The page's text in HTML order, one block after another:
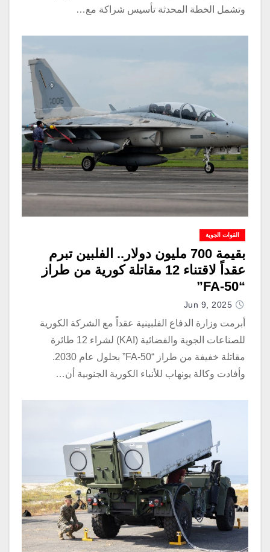
وتشمل الخطة المحدثة تأسيس شراكة مع…
القوات الجوية
بقيمة 700 مليون دولار.. الفلبين تبرم
عقداً لاقتناء 12 مقاتلة كورية من طراز
“FA-50”
Jun 9, 2025
أبرمت وزارة الدفاع الفلبينية عقداً مع الشركة الكورية
للصناعات الجوية والفضائية (KAI) لشراء 12 طائرة
مقاتلة خفيفة من طراز “FA-50” بحلول عام 2030.
وأفادت وكالة يونهاب للأنباء الكورية الجنوبية أن…